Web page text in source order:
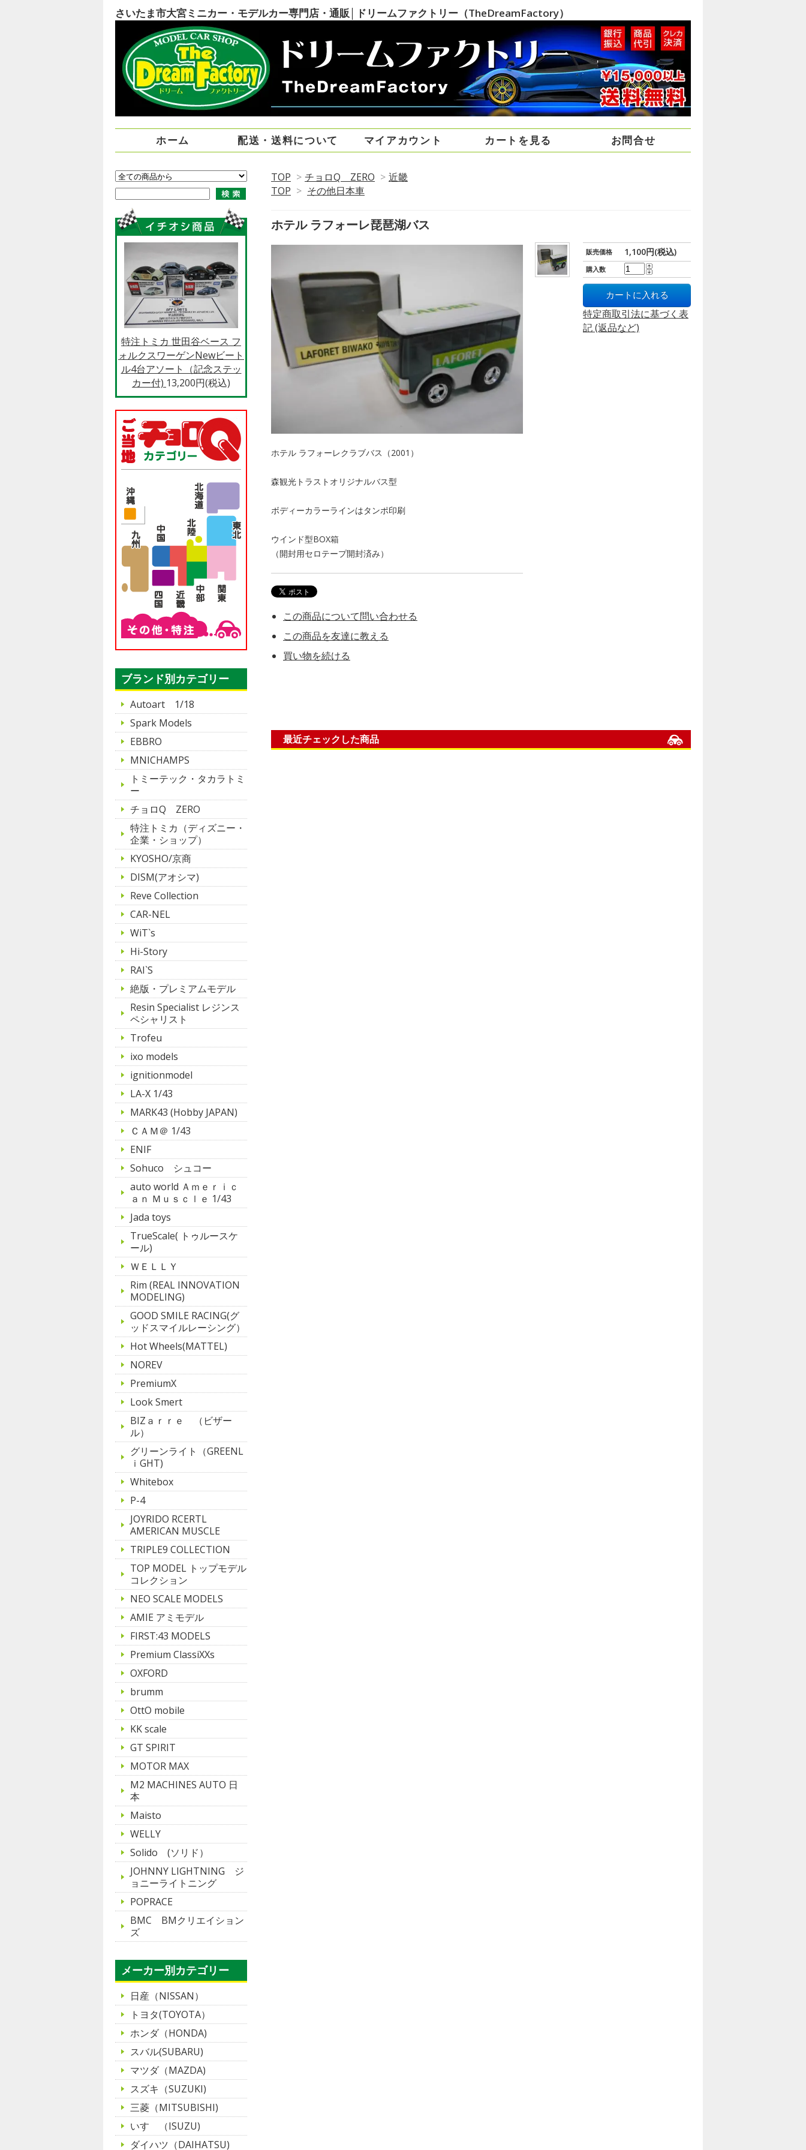
さいたま市大宮ミニカー・モデルカー専門店・通販│ドリームファクトリー（TheDreamFactory）
ホーム 配送・送料について マイアカウント カートを見る お問合せ
TOP > チョロQ ZERO > 近畿
TOP > その他日本車
ホテル ラフォーレ琵琶湖バス
販売価格 1,100円(税込)
購入数
特定商取引法に基づく表
記 (返品など)
ホテル ラフォーレクラブバス（2001）
森観光トラストオリジナルバス型
ボディーカラーラインはタンポ印刷
ウインド型BOX箱
（開封用セロテープ開封済み）
この商品について問い合わせる
この商品を友達に教える
買い物を続ける
最近チェックした商品
特注トミカ 世田谷ベース フ
ォルクスワーゲンNewビート
ル4台アソート（記念ステッ
カー付) 13,200円(税込)
ブランド別カテゴリー
Autoart 1/18
Spark Models
EBBRO
MNICHAMPS
トミーテック・タカラトミ
ー
チョロQ ZERO
特注トミカ（ディズニー・
企業・ショップ）
KYOSHO/京商
DISM(アオシマ)
Reve Collection
CAR-NEL
WiT`s
Hi-Story
RAI`S
絶版・プレミアムモデル
Resin Specialist レジンス
ペシャリスト
Trofeu
ixo models
ignitionmodel
LA-X 1/43
MARK43 (Hobby JAPAN)
ＣＡＭ＠ 1/43
ENIF
Sohuco シュコー
auto world Ａｍｅｒｉｃ
ａｎ Ｍｕｓｃｌｅ 1/43
Jada toys
TrueScale( トゥルースケ
ール)
ＷＥＬＬＹ
Rim (REAL INNOVATION
MODELING)
GOOD SMILE RACING(グ
ッドスマイルレーシング）
Hot Wheels(MATTEL)
NOREV
PremiumX
Look Smert
BIZａｒｒｅ （ビザー
ル）
グリーンライト（GREENL
ｉGHT)
Whitebox
P-4
JOYRIDO RCERTL
AMERICAN MUSCLE
TRIPLE9 COLLECTION
TOP MODEL トップモデル
コレクション
NEO SCALE MODELS
AMIE アミモデル
FIRST:43 MODELS
Premium ClassiXXs
OXFORD
brumm
OttO mobile
KK scale
GT SPIRIT
MOTOR MAX
M2 MACHINES AUTO 日
本
Maisto
WELLY
Solido (ソリド）
JOHNNY LIGHTNING ジ
ョニーライトニング
POPRACE
BMC BMクリエイション
ズ
メーカー別カテゴリー
日産（NISSAN）
トヨタ(TOYOTA）
ホンダ（HONDA)
スバル(SUBARU)
マツダ（MAZDA)
スズキ（SUZUKI)
三菱（MITSUBISHI)
いすゞ（ISUZU)
ダイハツ（DAIHATSU)